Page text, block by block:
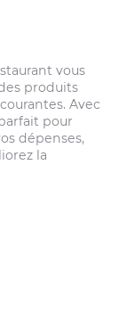
vous
produits
Avec
pour
dépenses,
la